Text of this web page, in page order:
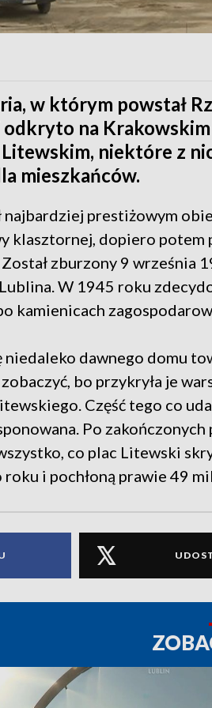
w którym powstał
na Krakowskim
niektóre z
mieszkańców.
prestiżowym
klasztornej, dopiero potem
zburzony 9 września
W 1945 roku
kamienicach
dawnego domu
bo przykryła je
Część tego co
Po zakończonych
co plac Litewski
i pochłoną prawie 49